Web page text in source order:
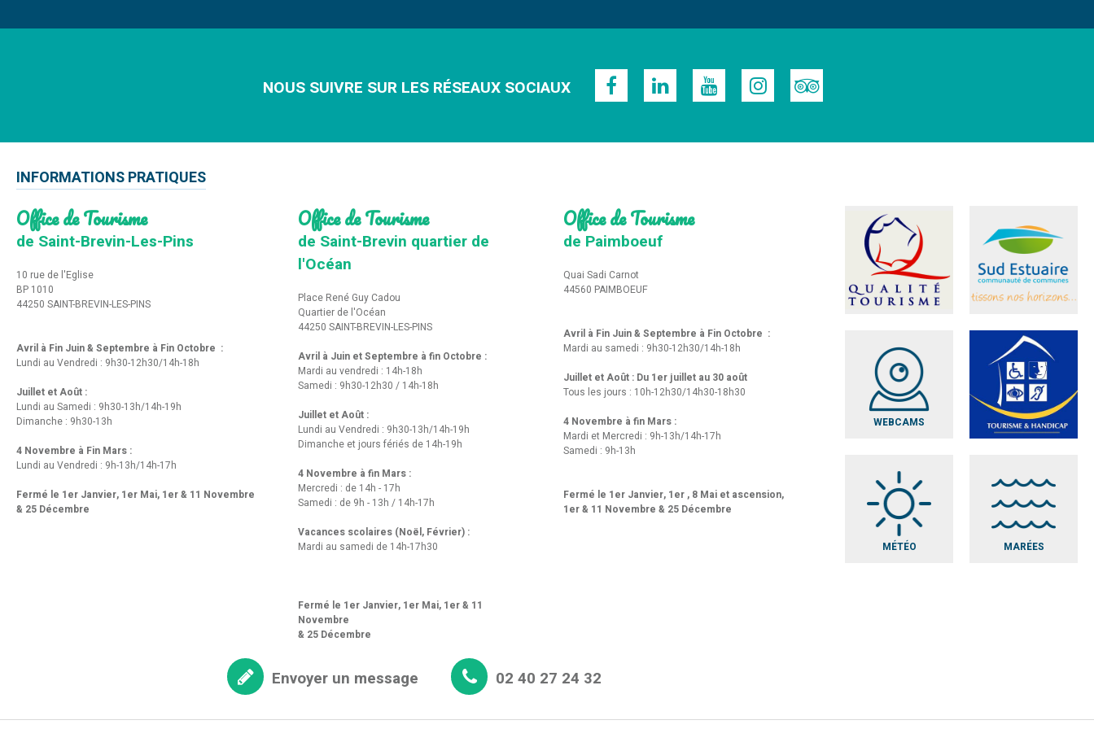
NOUS SUIVRE SUR LES RÉSEAUX SOCIAUX
INFORMATIONS PRATIQUES
Office de Tourisme
de Saint-Brevin-Les-Pins
10 rue de l'Eglise
BP 1010
44250 SAINT-BREVIN-LES-PINS
Avril à Fin Juin & Septembre à Fin Octobre :
Lundi au Vendredi : 9h30-12h30/14h-18h
Juillet et Août :
Lundi au Samedi : 9h30-13h/14h-19h
Dimanche : 9h30-13h
4 Novembre à Fin Mars :
Lundi au Vendredi : 9h-13h/14h-17h
Fermé le 1er Janvier, 1er Mai, 1er & 11 Novembre
& 25 Décembre
Office de Tourisme
de Saint-Brevin quartier de
l'Océan
Place René Guy Cadou
Quartier de l'Océan
44250 SAINT-BREVIN-LES-PINS
Avril à Juin et Septembre à fin Octobre :
Mardi au vendredi : 14h-18h
Samedi : 9h30-12h30 / 14h-18h
Juillet et Août :
Lundi au Vendredi : 9h30-13h/14h-19h
Dimanche et jours fériés de 14h-19h
4 Novembre à fin Mars :
Mercredi : de 14h - 17h
Samedi : de 9h - 13h / 14h-17h
Vacances scolaires (Noël, Février) :
Mardi au samedi de 14h-17h30
Fermé le 1er Janvier, 1er Mai, 1er & 11
Novembre
& 25 Décembre
Office de Tourisme
de Paimboeuf
Quai Sadi Carnot
44560 PAIMBOEUF
Avril à Fin Juin & Septembre à Fin Octobre :
Mardi au samedi : 9h30-12h30/14h-18h
Juillet et Août : Du 1er juillet au 30 août
Tous les jours : 10h-12h30/14h30-18h30
4 Novembre à fin Mars :
Mardi et Mercredi : 9h-13h/14h-17h
Samedi : 9h-13h
Fermé le 1er Janvier, 1er , 8 Mai et ascension,
1er & 11 Novembre & 25 Décembre
WEBCAMS
MÉTÉO MARÉES
Envoyer un message 02 40 27 24 32